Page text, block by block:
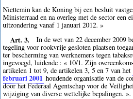
Niettemin kan de Koning bij een besluit
Ministerraad en na overleg met de sector een
uitzondering vanaf 1 januari 2012. »
Art. 3.
In de wet van 22 december 2009
tegeling voor rookvrije gesloten plaatsen
ter bescherming van werknemers tegen
ingevoegd, luidende : « 10/1. Zijn
artikelen 1 tot 9, de artikelen 3, 5 en 7 van het
februari 2001 houdende organisatie van de
door het Federaal Agentschap voor de
wijziging van diverse wettelijke bepalingen. ».